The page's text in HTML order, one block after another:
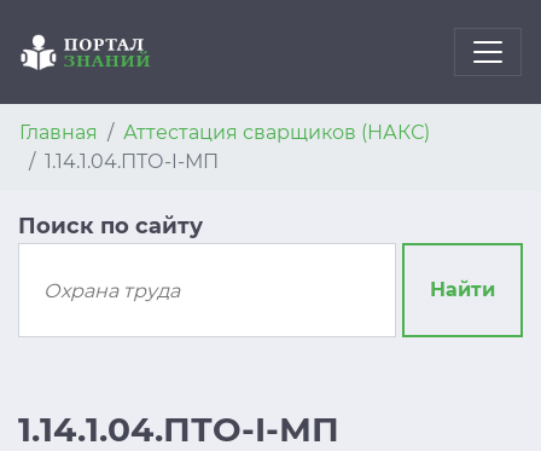
Главная
Аттестация сварщиков (НАКС)
1.14.1.04.ПТО-I-МП
Поиск по сайту
Найти
1.14.1.04.ПТО-I-МП